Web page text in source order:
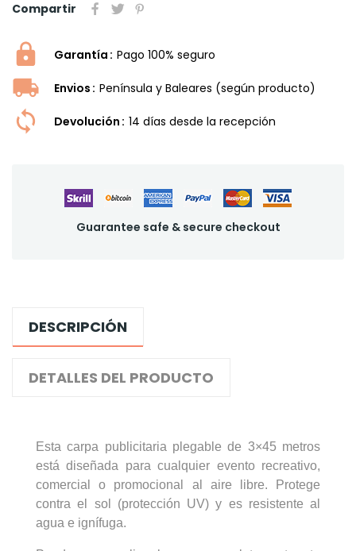
Compartir
Garantía Pago 100% seguro
Envios Península y Baleares (según producto)
Devolución 14 dí­as desde la recepción
Guarantee safe & secure checkout
DESCRIPCIÓN
DETALLES DEL PRODUCTO
Esta carpa publicitaria plegable de 3×45 metros
está diseñada para cualquier evento recreativo,
comercial o promocional al aire libre. Protege
contra el sol (protección UV) y es resistente al
agua e ignífuga.